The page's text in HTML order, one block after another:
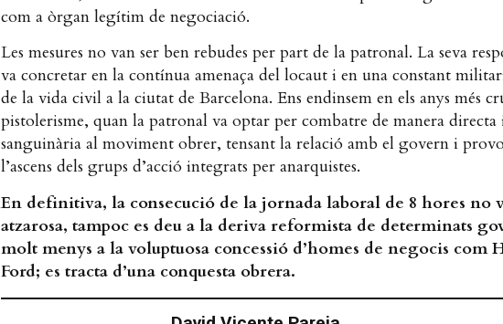
com a òrgan legítim de negociació.
Les mesures no van ser ben rebudes per part de la patronal. La seva
va concretar en la contínua amenaça del locaut i en una constant
de la vida civil a la ciutat de Barcelona. Ens endinsem en els anys més
pistolerisme, quan la patronal va optar per combatre de manera directa
sanguinària al moviment obrer, tensant la relació amb el govern i
l’ascens dels grups d’acció integrats per anarquistes.
En definitiva, la consecució de la jornada laboral de 8 hores no
atzarosa, tampoc es deu a la deriva reformista de determinats
molt menys a la voluptuosa concessió d’homes de negocis com
Ford; es tracta d’una conquesta obrera.